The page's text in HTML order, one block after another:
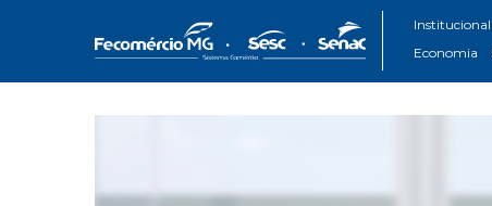
Institucional
Economia